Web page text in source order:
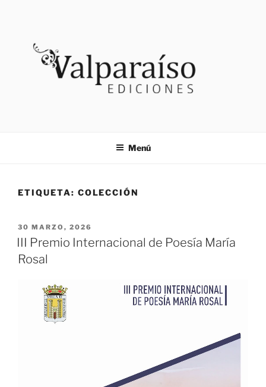
VALPARAISO EDICIONES
Menú
ETIQUETA: COLECCIÓN
PUBLICADO
EL
30 MARZO, 2026
III Premio Internacional de Poesía María
Rosal